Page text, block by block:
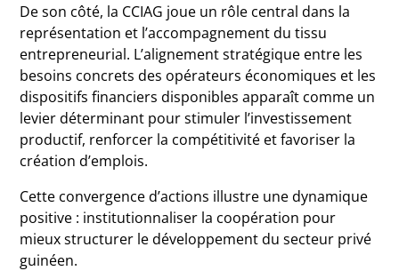
De son côté, la CCIAG joue un rôle central dans la
représentation et l’accompagnement du tissu
entrepreneurial. L’alignement stratégique entre les
besoins concrets des opérateurs économiques et les
dispositifs financiers disponibles apparaît comme un
levier déterminant pour stimuler l’investissement
productif, renforcer la compétitivité et favoriser la
création d’emplois.
Cette convergence d’actions illustre une dynamique
positive : institutionnaliser la coopération pour
mieux structurer le développement du secteur privé
guinéen.